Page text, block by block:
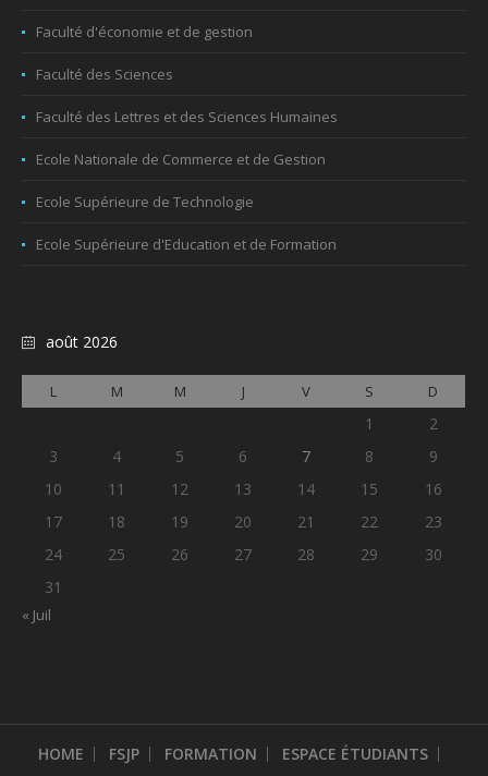
Faculté d'économie et de gestion
Faculté des Sciences
Faculté des Lettres et des Sciences Humaines
Ecole Nationale de Commerce et de Gestion
Ecole Supérieure de Technologie
Ecole Supérieure d'Education et de Formation
août 2026
L M M J V S D
1
2
3
4 5 6 7 8
9
10
11 12 13 14 15
16
17
18 19 20 21 22
23
24
25 26 27 28 29
30
31
« Juil
HOME FSJP FORMATION ESPACE ÉTUDIANTS